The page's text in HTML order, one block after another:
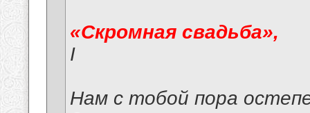
«Скромная свадьба»,
I
Нам с тобой пора